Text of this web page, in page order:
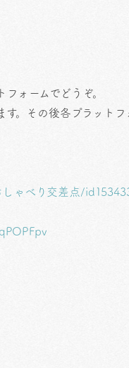
ォームでどうぞ。
。その後各プラットフ
ゃべり交差点/